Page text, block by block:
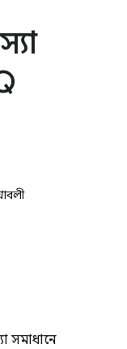
সমাধানে